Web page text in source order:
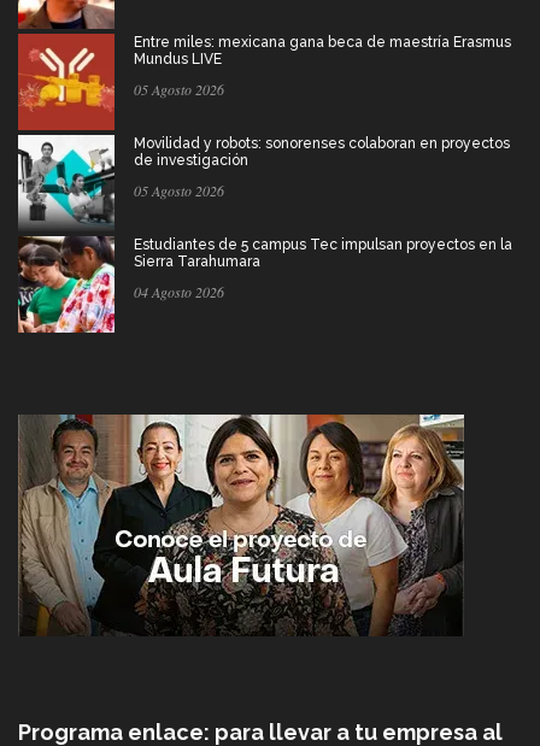
Entre miles: mexicana gana beca de maestría Erasmus
Mundus LIVE
05 Agosto 2026
Movilidad y robots: sonorenses colaboran en proyectos
de investigación
05 Agosto 2026
Estudiantes de 5 campus Tec impulsan proyectos en la
Sierra Tarahumara
04 Agosto 2026
Programa enlace: para llevar a tu empresa al